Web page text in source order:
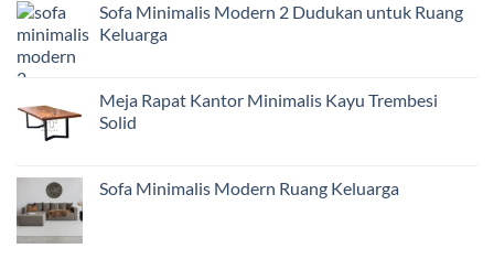
Sofa Minimalis Modern 2 Dudukan untuk Ruang
Keluarga
Meja Rapat Kantor Minimalis Kayu Trembesi
Solid
Sofa Minimalis Modern Ruang Keluarga